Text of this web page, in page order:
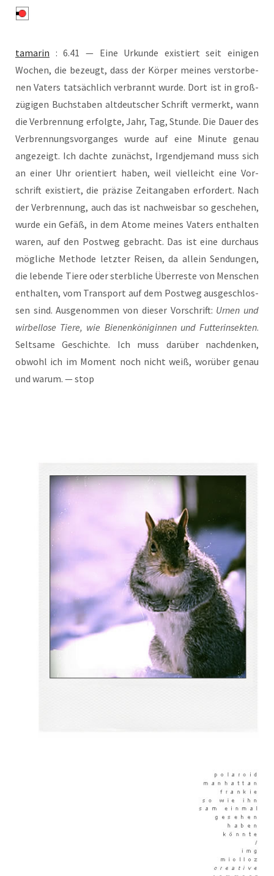
tama­rin : 6.41 — Eine Urkun­de exis­tiert seit eini­gen
Wochen, die bezeugt, dass der Kör­per mei­nes ver­stor­be­
nen Vaters tat­säch­lich ver­brannt wur­de. Dort ist in groß­
zü­gi­gen Buch­sta­ben alt­deut­scher Schrift ver­merkt, wann
die Ver­bren­nung erfolg­te, Jahr, Tag, Stun­de. Die Dau­er des
Ver­bren­nungs­vor­gan­ges wur­de auf eine Minu­te genau
ange­zeigt. Ich dach­te zunächst, Irgend­je­mand muss sich
an einer Uhr ori­en­tiert haben, weil viel­leicht eine Vor­
schrift exis­tiert, die prä­zi­se Zeit­an­ga­ben erfor­dert. Nach
der Ver­bren­nung, auch das ist nach­weis­bar so gesche­hen,
wur­de ein Gefäß, in dem Ato­me mei­nes Vaters ent­hal­ten
waren, auf den Post­weg gebracht. Das ist eine durch­aus
mög­li­che Metho­de letz­ter Rei­sen, da allein Sen­dun­gen,
die leben­de Tie­re oder sterb­li­che Über­res­te von Men­schen
ent­hal­ten, vom Trans­port auf dem Post­weg aus­ge­schlos­
sen sind. Aus­ge­nom­men von die­ser Vor­schrift: Urnen und
wir­bel­lo­se Tie­re, wie Bie­nen­kö­ni­gin­nen und Fut­ter­in­sek­ten.
Selt­sa­me Geschich­te. Ich muss dar­über nach­den­ken,
obwohl ich im Moment noch nicht weiß, wor­über genau
und war­um. — stop